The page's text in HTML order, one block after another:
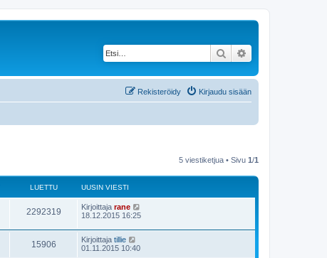
Etsi
Kirjaudu sisään
Rekisteröidy
5 viestiketjua • Sivu 1/1
LUETTU UUSIN VIESTI
2292319 Kirjoittaja rane
18.12.2015 16:25
15906 Kirjoittaja tillie
01.11.2015 10:40